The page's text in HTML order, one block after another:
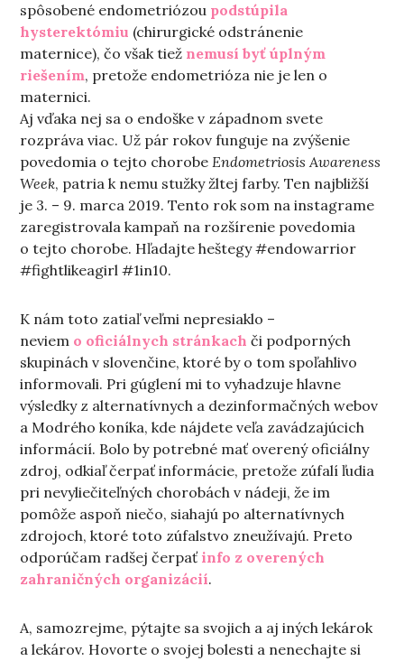
spôsobené endometriózou podstúpila
hysterektómiu (chirurgické odstránenie
maternice), čo však tiež nemusí byť úplným
riešením, pretože endometrióza nie je len o
maternici.
Aj vďaka nej sa o endoške v západnom svete
rozpráva viac. Už pár rokov funguje na zvýšenie
povedomia o tejto chorobeEndometriosis Awareness
Week, patria k nemu stužky žltej farby. Ten najbližší
je 3. – 9. marca 2019. Tento rok som na instagrame
zaregistrovala kampaň na rozšírenie povedomia
o tejto chorobe. Hľadajte heštegy #endowarrior
#fightlikeagirl #1in10.
K nám toto zatiaľ veľmi nepresiaklo –
neviem o oficiálnych stránkach či podporných
skupinách v slovenčine, ktoré by o tom spoľahlivo
informovali. Pri gúglení mi to vyhadzuje hlavne
výsledky z alternatívnych a dezinformačných webov
a Modrého koníka, kde nájdete veľa zavádzajúcich
informácií. Bolo by potrebné mať overený oficiálny
zdroj, odkiaľ čerpať informácie, pretože zúfalí ľudia
pri nevyliečiteľných chorobách v nádeji, že im
pomôže aspoň niečo, siahajú po alternatívnych
zdrojoch, ktoré toto zúfalstvo zneužívajú. Preto
odporúčam radšej čerpať info z overených
zahraničných organizácií.
A, samozrejme, pýtajte sa svojich a aj iných lekárok
a lekárov. Hovorte o svojej bolesti a nenechajte si